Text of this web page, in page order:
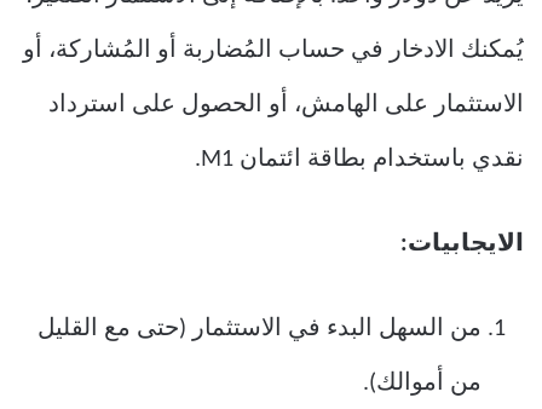
يُمكنك الادخار في حساب المُضاربة أو المُشاركة، أو
الاستثمار على الهامش، أو الحصول على استرداد
نقدي باستخدام بطاقة ائتمان M1.
الايجابيات:
من السهل البدء في الاستثمار (حتى مع القليل
من أموالك).